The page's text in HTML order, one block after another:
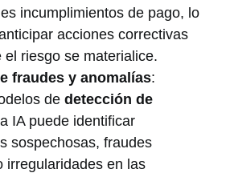
incumplimientos de pago, lo
acciones correctivas
el riesgo se materialice.
fraudes y anomalías:
de detección de
IA puede identificar
sospechosas, fraudes
irregularidades en las